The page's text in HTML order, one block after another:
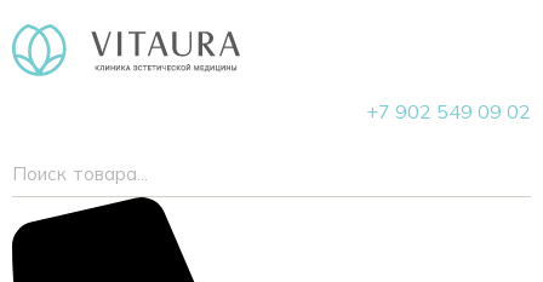
+7 902 549 09 02